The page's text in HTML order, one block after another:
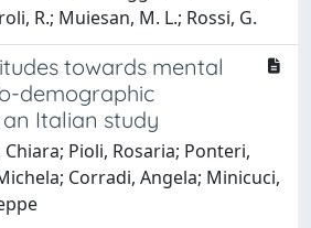
R.; Muiesan, M. L.; Rossi, G.
towards mental
demographic
Italian study
Chiara; Pioli, Rosaria; Ponteri,
Corradi, Angela; Minicuci,